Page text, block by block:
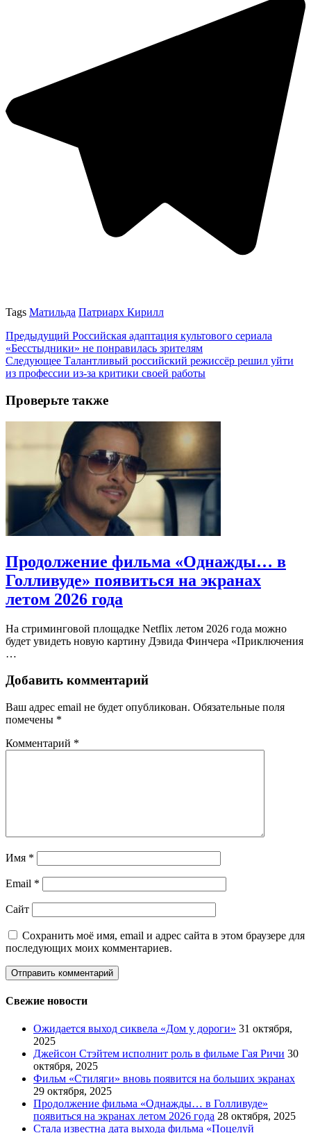
Tags Матильда Патриарх Кирилл
Предыдущий Российская адаптация культового сериала
«Бесстыдники» не понравилась зрителям
Следующее Талантливый российский режиссёр решил уйти
из профессии из-за критики своей работы
Проверьте также
Продолжение фильма «Однажды… в
Голливуде» появиться на экранах
летом 2026 года
На стриминговой площадке Netflix летом 2026 года можно
будет увидеть новую картину Дэвида Финчера «Приключения
…
Добавить комментарий
Ваш адрес email не будет опубликован. Обязательные поля
помечены *
Комментарий *
Имя *
Email *
Сайт
Сохранить моё имя, email и адрес сайта в этом браузере для
последующих моих комментариев.
Свежие новости
Ожидается выход сиквела «Дом у дороги» 31 октября,
2025
Джейсон Стэйтем исполнит роль в фильме Гая Ричи 30
октября, 2025
Фильм «Стиляги» вновь появится на больших экранах
29 октября, 2025
Продолжение фильма «Однажды… в Голливуде»
появиться на экранах летом 2026 года 28 октября, 2025
Стала известна дата выхода фильма «Поцелуй